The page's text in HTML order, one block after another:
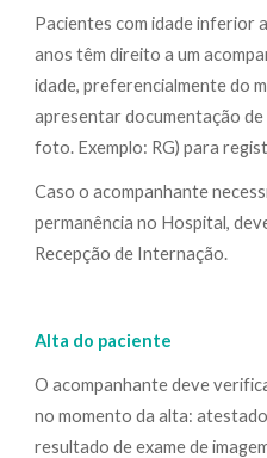
Pacientes com idade inferior
anos têm direito a um
idade, preferencialmente do
apresentar documentação
foto. Exemplo: RG) para
Caso o acompanhante
permanência no Hospital,
Recepção de Internação.
Alta do paciente
O acompanhante deve
no momento da alta:
resultado de exame de